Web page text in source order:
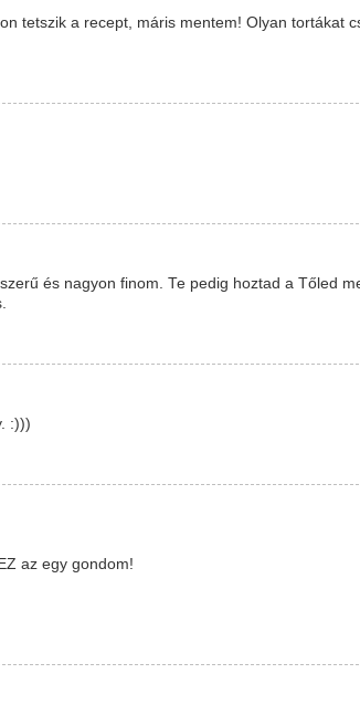
tetszik a recept, máris mentem! Olyan tortákat
és nagyon finom. Te pedig hoztad a Tőled
:)))
az egy gondom!